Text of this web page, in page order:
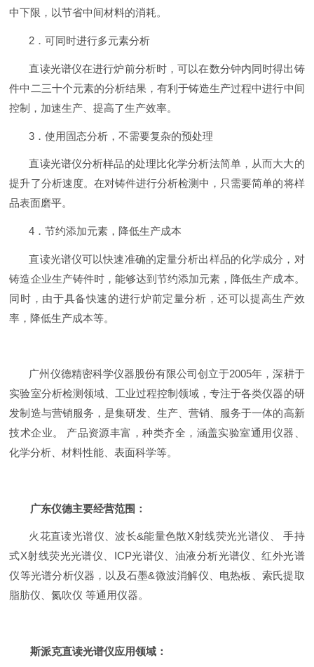
中下限，以节省中间材料的消耗。
2．可同时进行多元素分析
直读光谱仪在进行炉前分析时，可以在数分钟内同时得出铸
件中二三十个元素的分析结果，有利于铸造生产过程中进行中间
控制，加速生产、提高了生产效率。
3．使用固态分析，不需要复杂的预处理
直读光谱仪分析样品的处理比化学分析法简单，从而大大的
提升了分析速度。在对铸件进行分析检测中，只需要简单的将样
品表面磨平。
4．节约添加元素，降低生产成本
直读光谱仪可以快速准确的定量分析出样品的化学成分，对
铸造企业生产铸件时，能够达到节约添加元素，降低生产成本。
同时，由于具备快速的进行炉前定量分析，还可以提高生产效
率，降低生产成本等。
广州仪德精密科学仪器股份有限公司创立于2005年，深耕于
实验室分析检测领域、工业过程控制领域，专注于各类仪器的研
发制造与营销服务，是集研发、生产、营销、服务于一体的高新
技术企业。 产品资源丰富，种类齐全，涵盖实验室通用仪器、
化学分析、材料性能、表面科学等。
广东仪德主要经营范围：
火花直读光谱仪、波长&能量色散X射线荧光光谱仪、 手持
式X射线荧光光谱仪、 ICP光谱仪、油液分析光谱仪、红外光谱
仪等光谱分析仪器，以及石墨&微波消解仪、电热板、索氏提取
脂肪仪、氮吹仪 等通用仪器。
斯派克直读光谱仪应用领域：